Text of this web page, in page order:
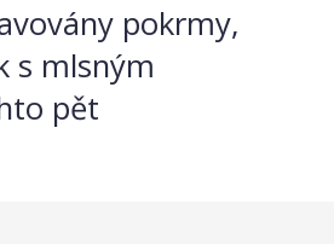
pokrmy,
s mlsným
pět